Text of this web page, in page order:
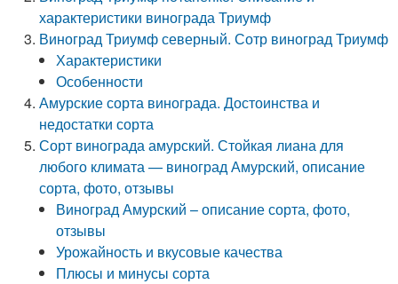
характеристики винограда Триумф
Виноград Триумф северный. Сотр виноград Триумф
Характеристики
Особенности
Амурские сорта винограда. Достоинства и
недостатки сорта
Сорт винограда амурский. Стойкая лиана для
любого климата — виноград Амурский, описание
сорта, фото, отзывы
Виноград Амурский – описание сорта, фото,
отзывы
Урожайность и вкусовые качества
Плюсы и минусы сорта